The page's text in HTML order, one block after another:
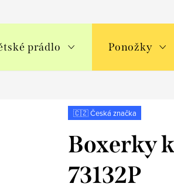
prádlo Ponožky
🇨🇿 Česká značka
Boxerky
73132P